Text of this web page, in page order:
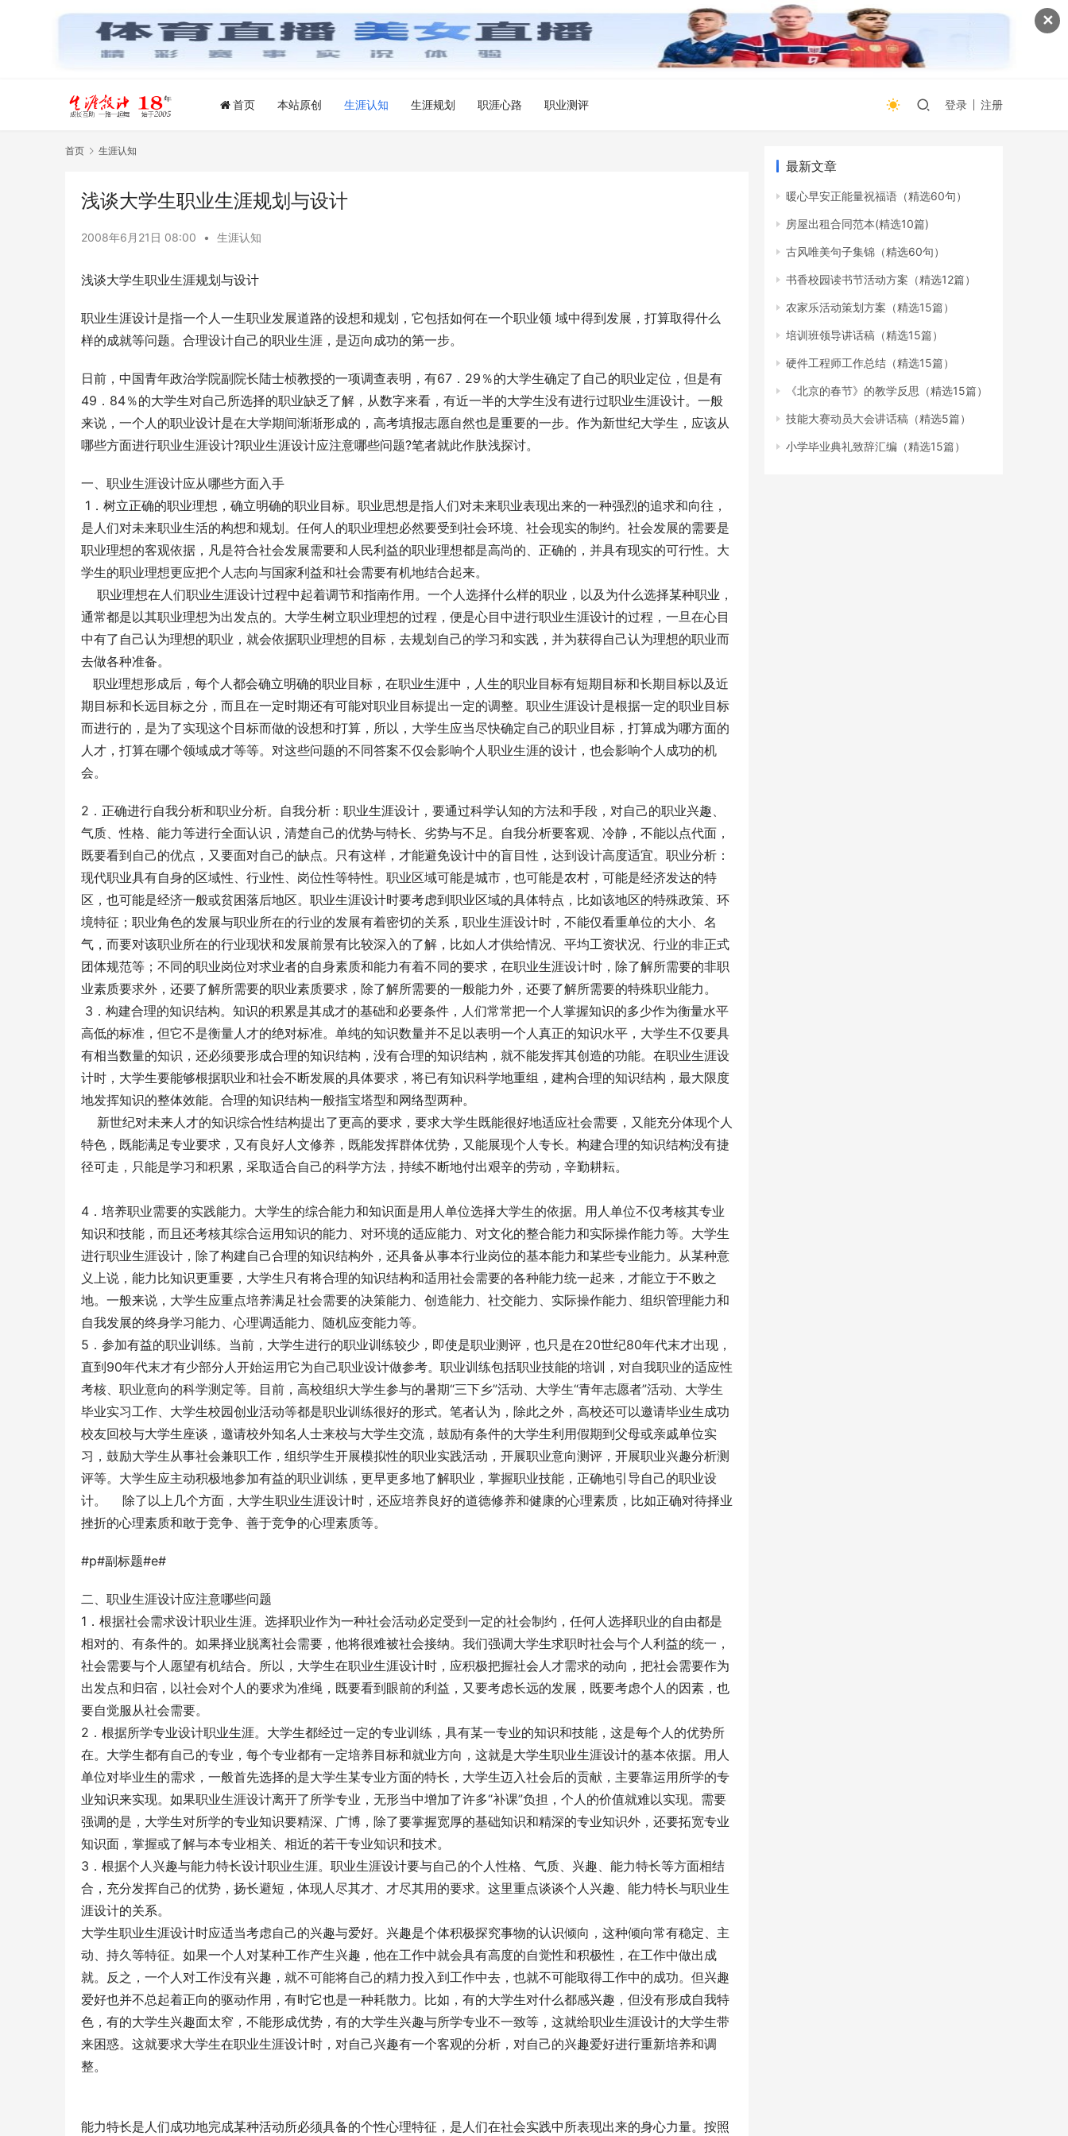
✕
首页 本站原创 生涯认知 生涯规划 职涯心路 职业测评 登录 注册
首页 生涯认知
浅谈大学生职业生涯规划与设计
2008年6月21日 08:00 • 生涯认知
浅谈大学生职业生涯规划与设计
职业生涯设计是指一个人一生职业发展道路的设想和规划，它包括如何在一个职业领 域中得到发展，打算取得什么
样的成就等问题。合理设计自己的职业生涯，是迈向成功的第一步。
日前，中国青年政治学院副院长陆士桢教授的一项调查表明，有67．29％的大学生确定了自己的职业定位，但是有
49．84％的大学生对自己所选择的职业缺乏了解，从数字来看，有近一半的大学生没有进行过职业生涯设计。一般
来说，一个人的职业设计是在大学期间渐渐形成的，高考填报志愿自然也是重要的一步。作为新世纪大学生，应该从
哪些方面进行职业生涯设计?职业生涯设计应注意哪些问题?笔者就此作肤浅探讨。
一、职业生涯设计应从哪些方面入手
1．树立正确的职业理想，确立明确的职业目标。职业思想是指人们对未来职业表现出来的一种强烈的追求和向往，
是人们对未来职业生活的构想和规划。任何人的职业理想必然要受到社会环境、社会现实的制约。社会发展的需要是
职业理想的客观依据，凡是符合社会发展需要和人民利益的职业理想都是高尚的、正确的，并具有现实的可行性。大
学生的职业理想更应把个人志向与国家利益和社会需要有机地结合起来。
职业理想在人们职业生涯设计过程中起着调节和指南作用。一个人选择什么样的职业，以及为什么选择某种职业，
通常都是以其职业理想为出发点的。大学生树立职业理想的过程，便是心目中进行职业生涯设计的过程，一旦在心目
中有了自己认为理想的职业，就会依据职业理想的目标，去规划自己的学习和实践，并为获得自己认为理想的职业而
去做各种准备。
职业理想形成后，每个人都会确立明确的职业目标，在职业生涯中，人生的职业目标有短期目标和长期目标以及近
期目标和长远目标之分，而且在一定时期还有可能对职业目标提出一定的调整。职业生涯设计是根据一定的职业目标
而进行的，是为了实现这个目标而做的设想和打算，所以，大学生应当尽快确定自己的职业目标，打算成为哪方面的
人才，打算在哪个领域成才等等。对这些问题的不同答案不仅会影响个人职业生涯的设计，也会影响个人成功的机
会。
2．正确进行自我分析和职业分析。自我分析：职业生涯设计，要通过科学认知的方法和手段，对自己的职业兴趣、
气质、性格、能力等进行全面认识，清楚自己的优势与特长、劣势与不足。自我分析要客观、冷静，不能以点代面，
既要看到自己的优点，又要面对自己的缺点。只有这样，才能避免设计中的盲目性，达到设计高度适宜。职业分析：
现代职业具有自身的区域性、行业性、岗位性等特性。职业区域可能是城市，也可能是农村，可能是经济发达的特
区，也可能是经济一般或贫困落后地区。职业生涯设计时要考虑到职业区域的具体特点，比如该地区的特殊政策、环
境特征；职业角色的发展与职业所在的行业的发展有着密切的关系，职业生涯设计时，不能仅看重单位的大小、名
气，而要对该职业所在的行业现状和发展前景有比较深入的了解，比如人才供给情况、平均工资状况、行业的非正式
团体规范等；不同的职业岗位对求业者的自身素质和能力有着不同的要求，在职业生涯设计时，除了解所需要的非职
业素质要求外，还要了解所需要的职业素质要求，除了解所需要的一般能力外，还要了解所需要的特殊职业能力。
3．构建合理的知识结构。知识的积累是其成才的基础和必要条件，人们常常把一个人掌握知识的多少作为衡量水平
高低的标准，但它不是衡量人才的绝对标准。单纯的知识数量并不足以表明一个人真正的知识水平，大学生不仅要具
有相当数量的知识，还必须要形成合理的知识结构，没有合理的知识结构，就不能发挥其创造的功能。在职业生涯设
计时，大学生要能够根据职业和社会不断发展的具体要求，将已有知识科学地重组，建构合理的知识结构，最大限度
地发挥知识的整体效能。合理的知识结构一般指宝塔型和网络型两种。
新世纪对未来人才的知识综合性结构提出了更高的要求，要求大学生既能很好地适应社会需要，又能充分体现个人
特色，既能满足专业要求，又有良好人文修养，既能发挥群体优势，又能展现个人专长。构建合理的知识结构没有捷
径可走，只能是学习和积累，采取适合自己的科学方法，持续不断地付出艰辛的劳动，辛勤耕耘。
4．培养职业需要的实践能力。大学生的综合能力和知识面是用人单位选择大学生的依据。用人单位不仅考核其专业
知识和技能，而且还考核其综合运用知识的能力、对环境的适应能力、对文化的整合能力和实际操作能力等。大学生
进行职业生涯设计，除了构建自己合理的知识结构外，还具备从事本行业岗位的基本能力和某些专业能力。从某种意
义上说，能力比知识更重要，大学生只有将合理的知识结构和适用社会需要的各种能力统一起来，才能立于不败之
地。一般来说，大学生应重点培养满足社会需要的决策能力、创造能力、社交能力、实际操作能力、组织管理能力和
自我发展的终身学习能力、心理调适能力、随机应变能力等。
5．参加有益的职业训练。当前，大学生进行的职业训练较少，即使是职业测评，也只是在20世纪80年代末才出现，
直到90年代末才有少部分人开始运用它为自己职业设计做参考。职业训练包括职业技能的培训，对自我职业的适应性
考核、职业意向的科学测定等。目前，高校组织大学生参与的暑期“三下乡”活动、大学生“青年志愿者”活动、大学生
毕业实习工作、大学生校园创业活动等都是职业训练很好的形式。笔者认为，除此之外，高校还可以邀请毕业生成功
校友回校与大学生座谈，邀请校外知名人士来校与大学生交流，鼓励有条件的大学生利用假期到父母或亲戚单位实
习，鼓励大学生从事社会兼职工作，组织学生开展模拟性的职业实践活动，开展职业意向测评，开展职业兴趣分析测
评等。大学生应主动积极地参加有益的职业训练，更早更多地了解职业，掌握职业技能，正确地引导自己的职业设
计。    除了以上几个方面，大学生职业生涯设计时，还应培养良好的道德修养和健康的心理素质，比如正确对待择业
挫折的心理素质和敢于竞争、善于竞争的心理素质等。
#p#副标题#e#
二、职业生涯设计应注意哪些问题
1．根据社会需求设计职业生涯。选择职业作为一种社会活动必定受到一定的社会制约，任何人选择职业的自由都是
相对的、有条件的。如果择业脱离社会需要，他将很难被社会接纳。我们强调大学生求职时社会与个人利益的统一，
社会需要与个人愿望有机结合。所以，大学生在职业生涯设计时，应积极把握社会人才需求的动向，把社会需要作为
出发点和归宿，以社会对个人的要求为准绳，既要看到眼前的利益，又要考虑长远的发展，既要考虑个人的因素，也
要自觉服从社会需要。
2．根据所学专业设计职业生涯。大学生都经过一定的专业训练，具有某一专业的知识和技能，这是每个人的优势所
在。大学生都有自己的专业，每个专业都有一定培养目标和就业方向，这就是大学生职业生涯设计的基本依据。用人
单位对毕业生的需求，一般首先选择的是大学生某专业方面的特长，大学生迈入社会后的贡献，主要靠运用所学的专
业知识来实现。如果职业生涯设计离开了所学专业，无形当中增加了许多“补课”负担，个人的价值就难以实现。需要
强调的是，大学生对所学的专业知识要精深、广博，除了要掌握宽厚的基础知识和精深的专业知识外，还要拓宽专业
知识面，掌握或了解与本专业相关、相近的若干专业知识和技术。
3．根据个人兴趣与能力特长设计职业生涯。职业生涯设计要与自己的个人性格、气质、兴趣、能力特长等方面相结
合，充分发挥自己的优势，扬长避短，体现人尽其才、才尽其用的要求。这里重点谈谈个人兴趣、能力特长与职业生
涯设计的关系。
大学生职业生涯设计时应适当考虑自己的兴趣与爱好。兴趣是个体积极探究事物的认识倾向，这种倾向常有稳定、主
动、持久等特征。如果一个人对某种工作产生兴趣，他在工作中就会具有高度的自觉性和积极性，在工作中做出成
就。反之，一个人对工作没有兴趣，就不可能将自己的精力投入到工作中去，也就不可能取得工作中的成功。但兴趣
爱好也并不总起着正向的驱动作用，有时它也是一种耗散力。比如，有的大学生对什么都感兴趣，但没有形成自我特
色，有的大学生兴趣面太窄，不能形成优势，有的大学生兴趣与所学专业不一致等，这就给职业生涯设计的大学生带
来困惑。这就要求大学生在职业生涯设计时，对自己兴趣有一个客观的分析，对自己的兴趣爱好进行重新培养和调
整。
能力特长是人们成功地完成某种活动所必须具备的个性心理特征，是人们在社会实践中所表现出来的身心力量。按照
最新文章
暖心早安正能量祝福语（精选60句）
房屋出租合同范本(精选10篇)
古风唯美句子集锦（精选60句）
书香校园读书节活动方案（精选12篇）
农家乐活动策划方案（精选15篇）
培训班领导讲话稿（精选15篇）
硬件工程师工作总结（精选15篇）
《北京的春节》的教学反思（精选15篇）
技能大赛动员大会讲话稿（精选5篇）
小学毕业典礼致辞汇编（精选15篇）